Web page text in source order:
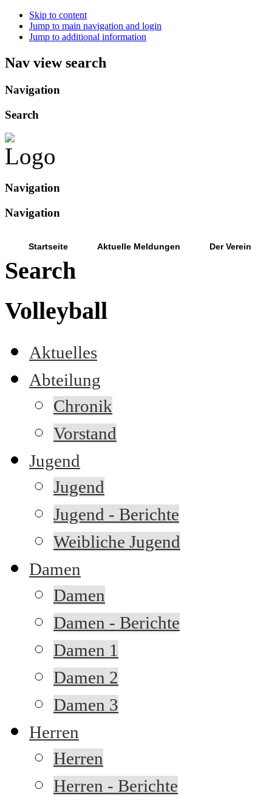
Skip to content
Jump to main navigation and login
Jump to additional information
Nav view search
Navigation
Search
Navigation
Navigation
Startseite Aktuelle Meldungen Der Verein
Search
Volleyball
Aktuelles
Abteilung
Chronik
Vorstand
Jugend
Jugend
Jugend - Berichte
Weibliche Jugend
Damen
Damen
Damen - Berichte
Damen 1
Damen 2
Damen 3
Herren
Herren
Herren - Berichte